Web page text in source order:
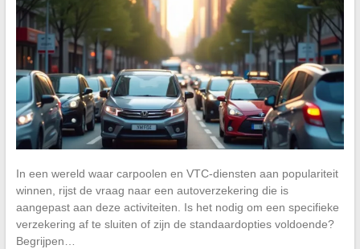
In een wereld waar carpoolen en VTC-diensten aan populariteit
winnen, rijst de vraag naar een autoverzekering die is
aangepast aan deze activiteiten. Is het nodig om een specifieke
verzekering af te sluiten of zijn de standaardopties voldoende?
Begrijpen…